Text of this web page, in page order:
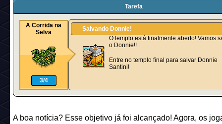
Tarefa
A Corrida na
Selva
3/4
Salvando Donnie!
O templo está finalmente aberto! Vamos
o Donnie!!
Entre no templo final para salvar Donnie
Santini!
A boa notícia? Esse objetivo já foi alcançado! Agora, os